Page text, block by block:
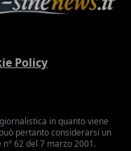
Policy
in quanto viene
pertanto considerarsi un
62 del 7 marzo 2001.